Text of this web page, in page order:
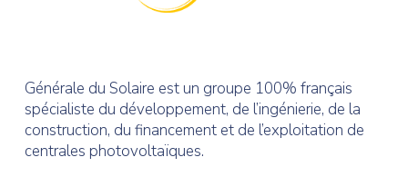
Générale du Solaire est un groupe 100% français
spécialiste du développement, de l’ingénierie, de la
construction, du financement et de l’exploitation de
centrales photovoltaïques.